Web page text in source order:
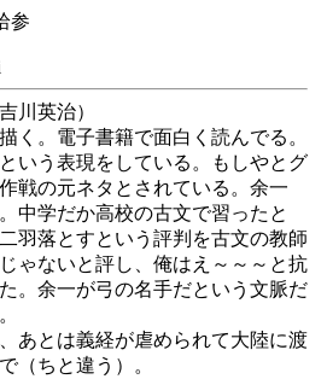
参
川英治）
く。電子書籍で面白く読んでる。
いう表現をしている。もしやとグ
戦の元ネタとされている。余一
中学だか高校の古文で習ったと
羽落とすという評判を古文の教師
ゃないと評し、俺はえ～～～と抗
。余一が弓の名手だという文脈だ
あとは義経が虐められて大陸に渡
（ちと違う）。